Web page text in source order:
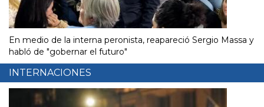
En medio de la interna peronista, reapareció Sergio Massa y
habló de "gobernar el futuro"
INTERNACIONES